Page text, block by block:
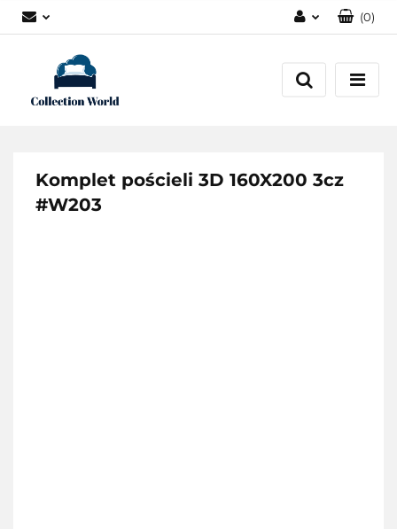
Zarejestruj się
(0)
Komplet pościeli 3D 160X200 3cz
#W203